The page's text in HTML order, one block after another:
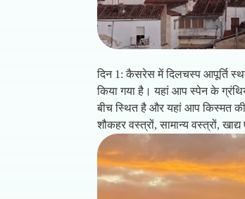
दिन 1: कैसरेस में दिलचस्प आपूर्ति
किया गया है। यहां आप स्पेन के
बीच स्थित है और यहां आप किस्मत
शौकहर वस्त्रों, सामान्य वस्त्रों,